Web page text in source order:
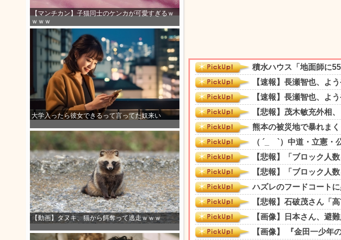
【マンチカン】子猫同士のケンカが可愛すぎるｗ
ｗｗｗ
大学入ったら彼女できるって言ってた奴来い
【動画】タヌキ、猫から餌奪って逃走ｗｗｗ